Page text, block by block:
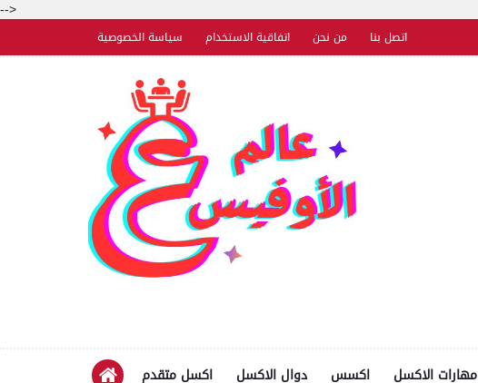
-->
سياسة الخصوصية اتفاقية الاستخدام من نحن اتصل بنا
اكسل متقدم دوال الاكسل اكسس مهارات الاكسل